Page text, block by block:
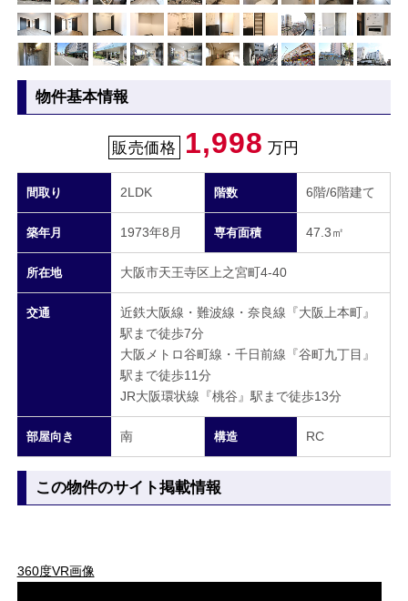
物件基本情報
販売価格 1,998 万円
間取り 2LDK 階数 6階/6階建て
築年月 1973年8月 専有面積 47.3㎡
所在地 大阪市天王寺区上之宮町4-40
交通
近鉄大阪線・難波線・奈良線『大阪上本町』
駅まで徒歩7分
大阪メトロ谷町線・千日前線『谷町九丁目』
駅まで徒歩11分
JR大阪環状線『桃谷』駅まで徒歩13分
部屋向き 南 構造 RC
この物件のサイト掲載情報
360度VR画像